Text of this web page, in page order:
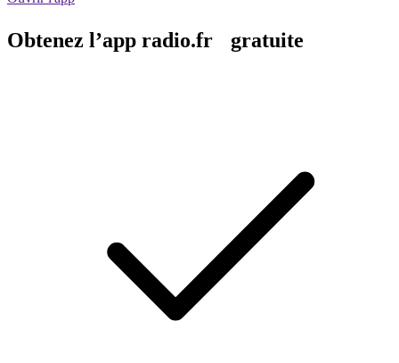
Obtenez l’app radio.fr gratuite